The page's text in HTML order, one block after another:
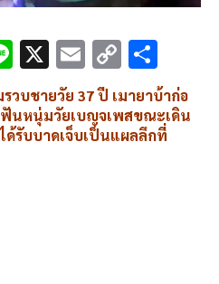
Li
n
e
X E
m
ai
l
C
o
py
Li
h
ar
e
วบชายวัย 37 ปี เมายาบ้าก่อ
นหนุ่มวัยเบญจเพสขณะเดิน
รับบาดเจ็บเป็นแผลลึกที่